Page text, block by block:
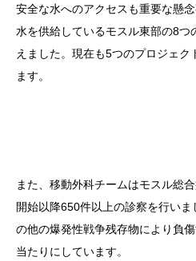
安全な水へのアクセスも重要な懸
水を供給しているモスル東部の8つ
えました。現在も5つのプロジェ
ます。
また、移動外科チームはモスル総
開始以降650件以上の診察を行い
の他の爆発性戦争残存物により負
当たりにしています。